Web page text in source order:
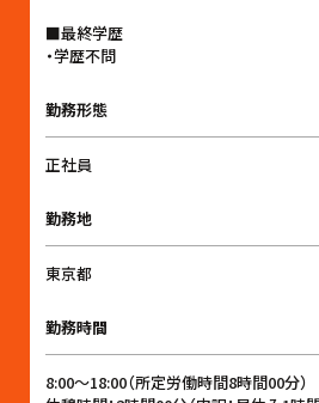
■最終学歴
・学歴不問
勤務形態
正社員
勤務地
東京都
勤務時間
8:00〜18:00（所定労働時間8時間00分）